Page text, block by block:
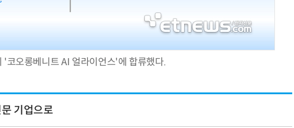
'코오롱베니트 AI 얼라이언스'에 합류했다.
기업으로